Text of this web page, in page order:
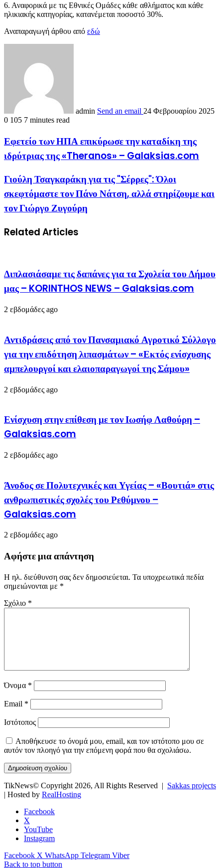
6. Αναφορικά με τις Εθνικές Ομάδες κάθε αθλήματος και κάθε
ηλικιακής κατηγορίας, κατανέμεται ποσοστό 30%.
Αναπαραγωγή άρθου από εδώ
admin Send an email 24 Φεβρουαρίου 2025
0 105 7 minutes read
Εφετείο των ΗΠΑ επικύρωσε την καταδίκη της
ιδρύτριας της «Theranos» – Galaksias.com
Γιούλη Τσαγκαράκη για τις "Σέρρες": Όλοι
σκεφτόμαστε τον Πάνο Νάτση, αλλά στηρίζουμε και
τον Γιώργο Ζυγούρη
Related Articles
Διπλασιάσαμε τις δαπάνες για τα Σχολεία του Δήμου
μας – KORINTHOS NEWS – Galaksias.com
2 εβδομάδες ago
Αντιδράσεις από τον Πανσαμιακό Αγροτικό Σύλλογο
για την επιδότηση λιπασμάτων – «Εκτός ενίσχυσης
αμπελουργοί και ελαιοπαραγωγοί της Σάμου»
2 εβδομάδες ago
Ενίσχυση στην επίθεση με τον Ιωσήφ Λαθούρη –
Galaksias.com
2 εβδομάδες ago
Άνοδος σε Πολυτεχνικές και Υγείας – «Βουτιά» στις
ανθρωπιστικές σχολές του Ρεθύμνου –
Galaksias.com
2 εβδομάδες ago
Αφήστε μια απάντηση
Η ηλ. διεύθυνση σας δεν δημοσιεύεται. Τα υποχρεωτικά πεδία
σημειώνονται με *
Σχόλιο *
Όνομα *
Email *
Ιστότοπος
Αποθήκευσε το όνομά μου, email, και τον ιστότοπο μου σε
αυτόν τον πλοηγό για την επόμενη φορά που θα σχολιάσω.
TikNews© Copyright 2026, All Rights Reserved | Sakkas projects
| Hosted by RealHosting
Facebook
X
YouTube
Instagram
Facebook X WhatsApp Telegram Viber
Back to top button